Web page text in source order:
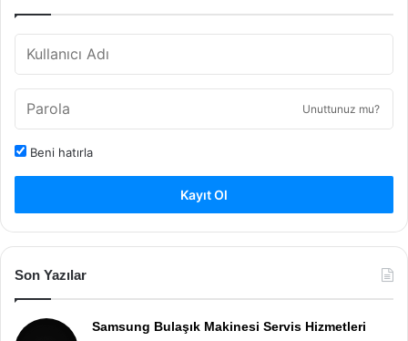
Unuttunuz mu?
Beni hatırla
Kayıt Ol
Son Yazılar
Samsung Bulaşık Makinesi Servis Hizmetleri